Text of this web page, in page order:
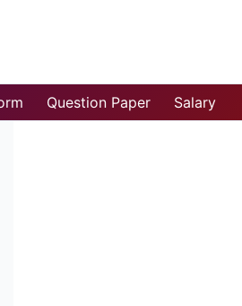
Question Paper Salary